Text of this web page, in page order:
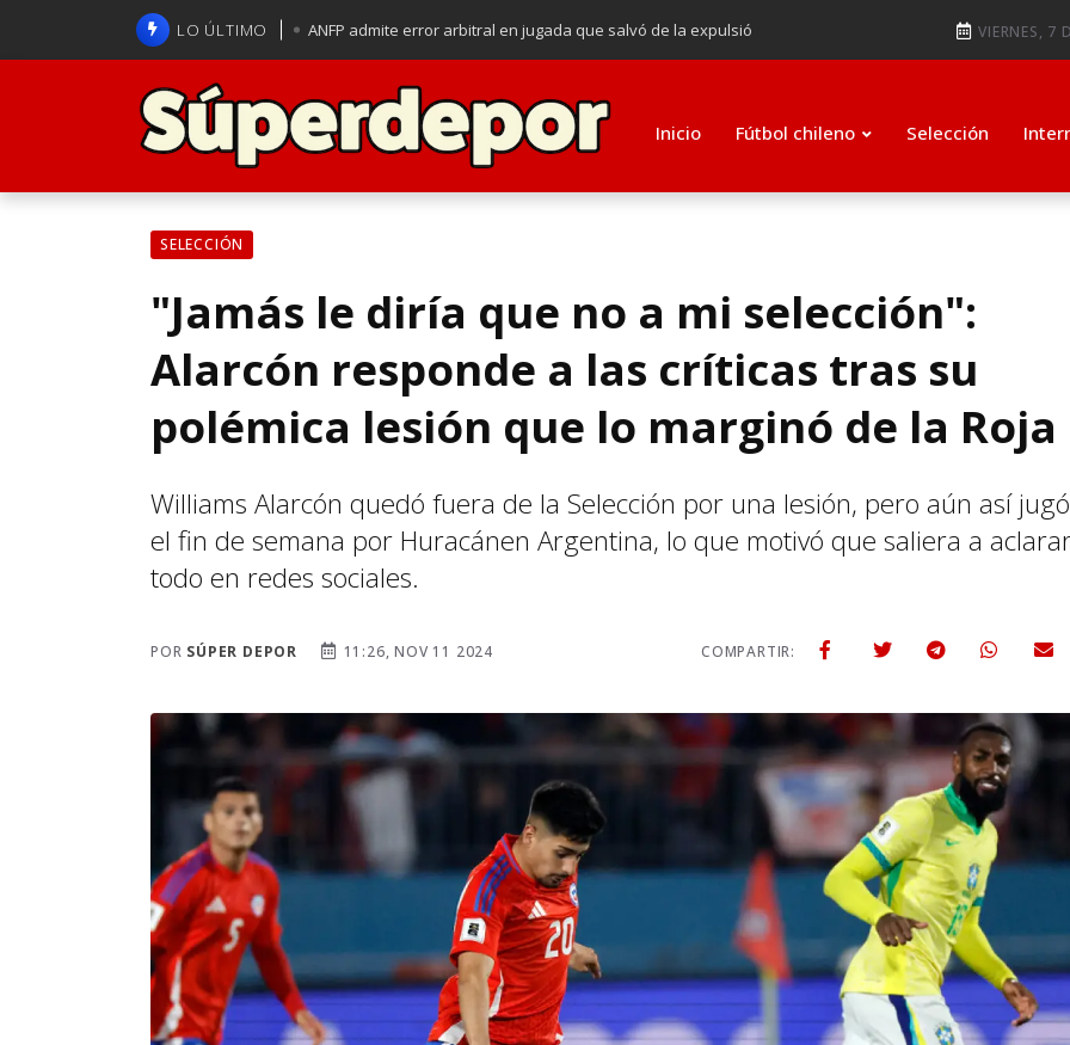
LO ÚLTIMO ANFP admite error arbitral en jugada que salvó de la expulsió
La U se aferra a la esperanza de clasificar a octavos de
Brasil anuncia a Carlo Ancelotti como su nuevo entrenador para
VIERNES, 7
Inicio Fútbol chileno Selección
SELECCIÓN
"Jamás le diría que no a mi selección":
Alarcón responde a las críticas tras su
polémica lesión que lo marginó de la Roja
Williams Alarcón quedó fuera de la Selección por una lesión, pero aún así jugó
el fin de semana por Huracánen Argentina, lo que motivó que saliera a
todo en redes sociales.
POR SÚPER DEPOR 11:26, NOV 11 2024 COMPARTIR: